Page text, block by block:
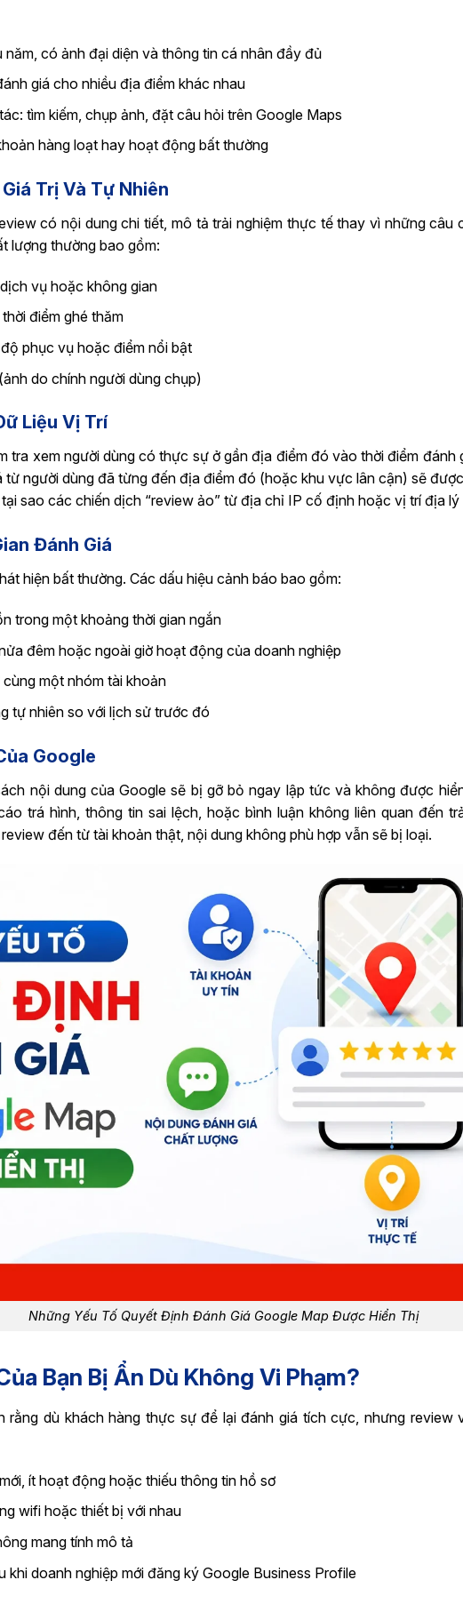
có ảnh đại diện và thông tin cá nhân đầy đủ
giá cho nhiều địa điểm khác nhau
tìm kiếm, chụp ảnh, đặt câu hỏi trên Google Maps
hàng loạt hay hoạt động bất thường
Trị Và Tự Nhiên
có nội dung chi tiết, mô tả trải nghiệm thực tế thay vì những câu
lượng thường bao gồm:
vụ hoặc không gian
điểm ghé thăm
phục vụ hoặc điểm nổi bật
do chính người dùng chụp)
Liệu Vị Trí
tra xem người dùng có thực sự ở gần địa điểm đó vào thời điểm đánh
từ người dùng đã từng đến địa điểm đó (hoặc khu vực lân cận) sẽ
sao các chiến dịch “review ảo” từ địa chỉ IP cố định hoặc vị trí địa
Đánh Giá
hiện bất thường. Các dấu hiệu cảnh báo bao gồm:
trong một khoảng thời gian ngắn
đêm hoặc ngoài giờ hoạt động của doanh nghiệp
một nhóm tài khoản
tự nhiên so với lịch sử trước đó
Google
nội dung của Google sẽ bị gỡ bỏ ngay lập tức và không được
trá hình, thông tin sai lệch, hoặc bình luận không liên quan đến
đến từ tài khoản thật, nội dung không phù hợp vẫn sẽ bị loại.
Những Yếu Tố Quyết Định Đánh Giá Google Map Được Hiển Thị
Bạn Bị Ẩn Dù Không Vi Phạm?
rằng dù khách hàng thực sự để lại đánh giá tích cực, nhưng review
ít hoạt động hoặc thiếu thông tin hồ sơ
wifi hoặc thiết bị với nhau
mang tính mô tả
doanh nghiệp mới đăng ký Google Business Profile